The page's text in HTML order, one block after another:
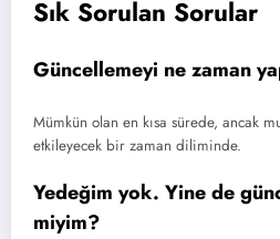
Sık Sorulan Sorular
Güncellemeyi ne zaman
Mümkün olan en kısa sürede, ancak
etkileyecek bir zaman diliminde.
Yedeğim yok. Yine de
miyim?